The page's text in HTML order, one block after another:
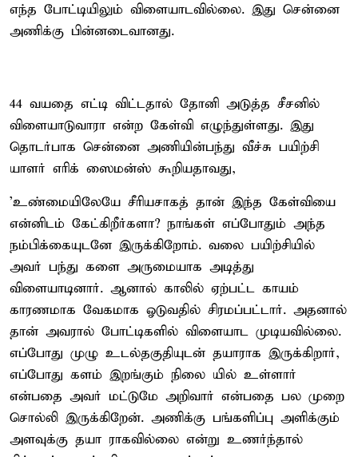
எந்த போட்டியிலும் விளையாடவில்லை. இது சென்னை
அணிக்கு பின்னடைவானது.
44 வயதை எட்டி விட்டதால் தோனி அடுத்த சீசனில்
விளையாடுவாரா என்ற கேள்வி எழுந்துள்ளது. இது
தொடர்பாக சென்னை அணியின்பந்து வீச்சு பயிற்சி
யாளர் எரிக் ஸைமன்ஸ் கூறியதாவது,
'உண்மையிலேயே சீரியசாகத் தான் இந்த கேள்வியை
என்னிடம் கேட்கிறீர்களா? நாங்கள் எப்போதும் அந்த
நம்பிக்கையுடனே இருக்கிறோம். வலை பயிற்சியில்
அவர் பந்து களை அருமையாக அடித்து
விளையாடினார். ஆனால் காலில் ஏற்பட்ட காயம்
காரணமாக வேகமாக ஓடுவதில் சிரமப்பட்டார். அதனால்
தான் அவரால் போட்டிகளில் விளையாட முடியவில்லை.
எப்போது முழு உடல்தகுதியுடன் தயாராக இருக்கிறார்,
எப்போது களம் இறங்கும் நிலை யில் உள்ளார்
என்பதை அவர் மட்டுமே அறிவார் என்பதை பல முறை
சொல்லி இருக்கிறேன். அணிக்கு பங்களிப்பு அளிக்கும்
அளவுக்கு தயா ராகவில்லை என்று உணர்ந்தால்